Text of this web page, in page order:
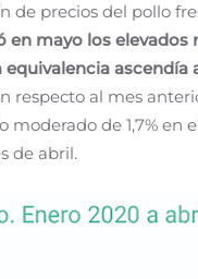
de precios del pollo
en mayo los elevados
equivalencia ascendía
respecto al mes
de 1,7% en
de abril.